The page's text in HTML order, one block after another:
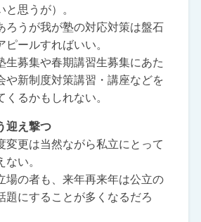
思うが）。
うが我が塾の対応対策は盤石
ールすればいい。
募集や春期講習生募集にあた
や新制度対策講習・講座などを
るかもしれない。
迎え撃つ
更は当然ながら私立にとって
い。
の者も、来年再来年は公立の
題にすることが多くなるだろ